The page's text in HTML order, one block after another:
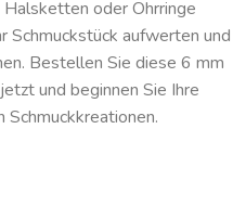
oder Ohrringe
aufwerten und
Bestellen Sie diese 6 mm
und beginnen Sie Ihre